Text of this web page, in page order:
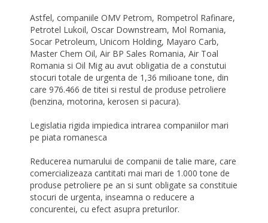
Astfel, companiile OMV Petrom, Rompetrol Rafinare,
Petrotel Lukoil, Oscar Downstream, Mol Romania,
Socar Petroleum, Unicom Holding, Mayaro Carb,
Master Chem Oil, Air BP Sales Romania, Air Toal
Romania si Oil Mig au avut obligatia de a constutui
stocuri totale de urgenta de 1,36 milioane tone, din
care 976.466 de titei si restul de produse petroliere
(benzina, motorina, kerosen si pacura).
Legislatia rigida impiedica intrarea companiilor mari
pe piata romanesca
Reducerea numarului de companii de talie mare, care
comercializeaza cantitati mai mari de 1.000 tone de
produse petroliere pe an si sunt obligate sa constituie
stocuri de urgenta, inseamna o reducere a
concurentei, cu efect asupra preturilor.